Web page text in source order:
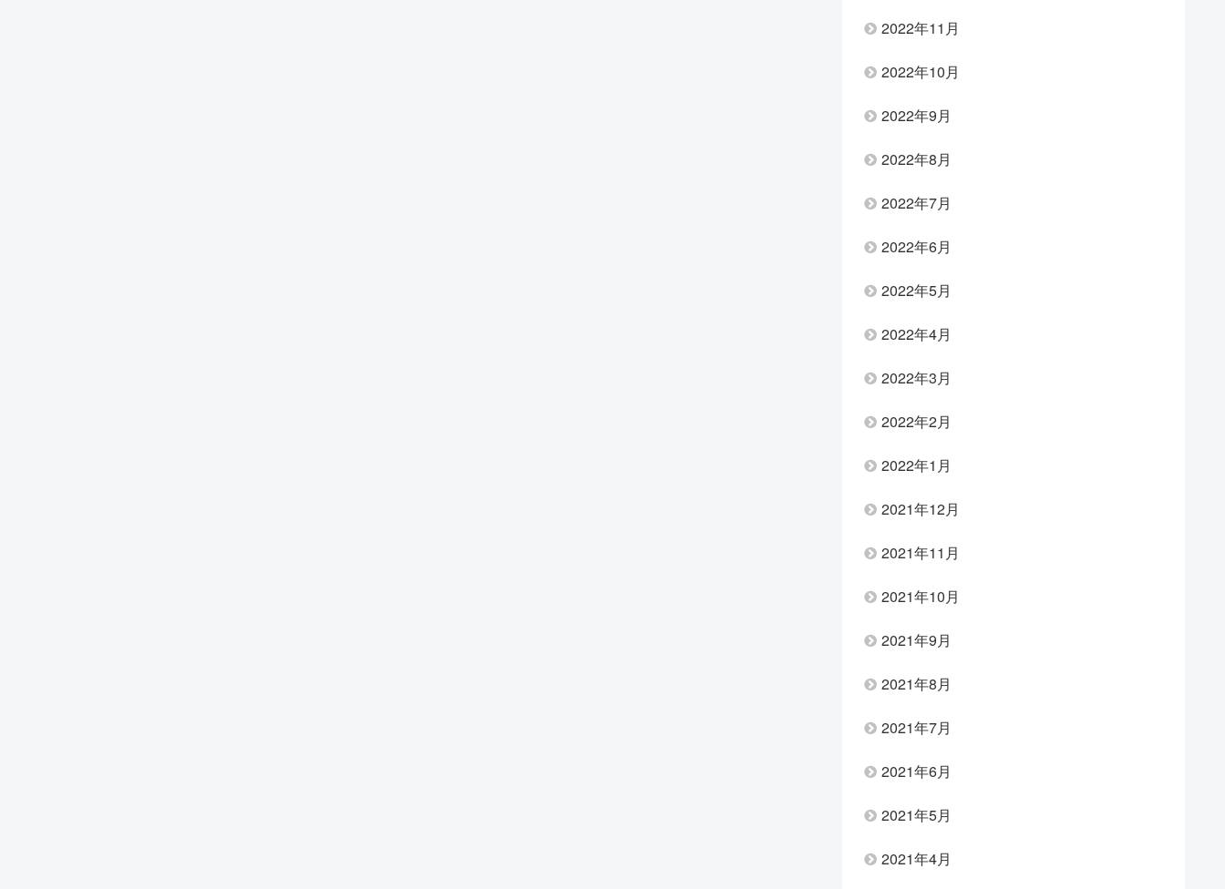
2022年11月
2022年10月
2022年9月
2022年8月
2022年7月
2022年6月
2022年5月
2022年4月
2022年3月
2022年2月
2022年1月
2021年12月
2021年11月
2021年10月
2021年9月
2021年8月
2021年7月
2021年6月
2021年5月
2021年4月